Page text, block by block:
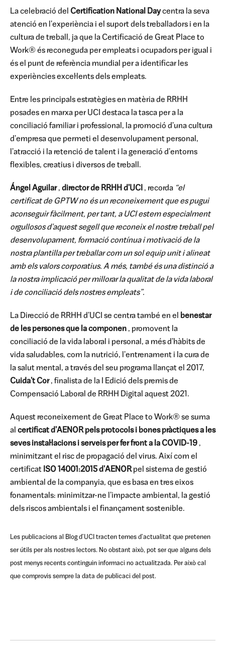
La celebració del Certification National Daycentra la seva
atenció en l'experiència i el suport dels treballadors i en la
cultura de treball, ja que la Certificació de Great Place to
Work® és reconeguda per empleats i ocupadors per igual i
és el punt de referència mundial per a identificar les
experiències excel·lents dels empleats.
Entre les principals estratègies en matèria de RRHH
posades en marxa per UCI destaca la tasca per a la
conciliació familiar i professional, la promoció d'una cultura
d'empresa que permeti el desenvolupament personal,
l'atracció i la retenció de talent i la generació d'entorns
flexibles, creatius i diversos de treball.
Ángel Aguilar, director de RRHH d'UCI , recorda “el
certificat de GPTW no és un reconeixement que es pugui
aconseguir fàcilment, per tant, a UCI estem especialment
orgullosos d'aquest segell que reconeix el nostre treball pel
desenvolupament, formació contínua i motivació de la
nostra plantilla per treballar com un sol equip unit i alineat
amb els valors corporatius. A més, també és una distinció a
la nostra implicació per millorar la qualitat de la vida laboral
i de conciliació dels nostres empleats”.
La Direcció de RRHH d'UCI se centra també en el benestar
de les persones que la componen , promovent la
conciliació de la vida laboral i personal, a més d'hàbits de
vida saludables, com la nutrició, l'entrenament i la cura de
la salut mental, a través del seu programa llançat el 2017,
Cuida't Cor, finalista de la I Edició dels premis de
Compensació Laboral de RRHH Digital aquest 2021.
Aquest reconeixement de Great Place to Work® se suma
al certificat d'AENOR pels protocols i bones pràctiques a les
seves instal·lacions i serveis per fer front a la COVID-19 ,
minimitzant el risc de propagació del virus. Així com el
certificat ISO 14001:2015 d'AENORpel sistema de gestió
ambiental de la companyia, que es basa en tres eixos
fonamentals: minimitzar-ne l'impacte ambiental, la gestió
dels riscos ambientals i el finançament sostenible.
Les publicacions al Blog d'UCI tracten temes d'actualitat que pretenen
ser útils per als nostres lectors. No obstant això, pot ser que alguns dels
post menys recents continguin informaci no actualitzada. Per això cal
que comprovis sempre la data de publicaci del post.